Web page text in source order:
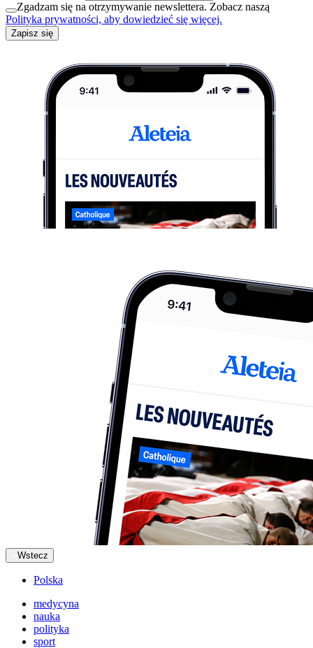
Zgadzam się na otrzymywanie newslettera. Zobacz naszą
Polityka prywatności, aby dowiedzieć się więcej.
Zapisz się
Wstecz
Polska
medycyna
nauka
polityka
sport